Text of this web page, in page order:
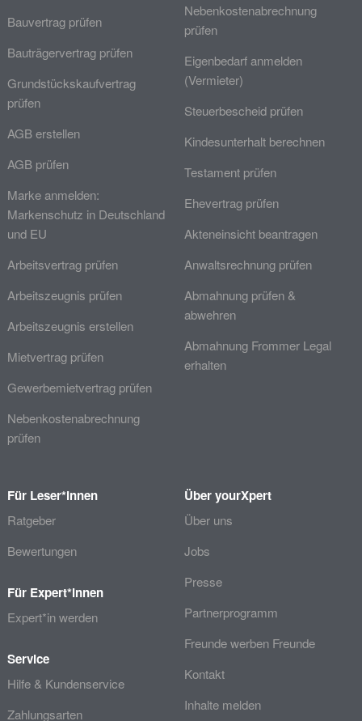
Bauvertrag prüfen
Bauträgervertrag prüfen
Grundstückskaufvertrag
prüfen
AGB erstellen
AGB prüfen
Marke anmelden:
Markenschutz in Deutschland
und EU
Arbeitsvertrag prüfen
Arbeitszeugnis prüfen
Arbeitszeugnis erstellen
Mietvertrag prüfen
Gewerbemietvertrag prüfen
Nebenkostenabrechnung
prüfen
Nebenkostenabrechnung
prüfen
Eigenbedarf anmelden
(Vermieter)
Steuerbescheid prüfen
Kindesunterhalt berechnen
Testament prüfen
Ehevertrag prüfen
Akteneinsicht beantragen
Anwaltsrechnung prüfen
Abmahnung prüfen &
abwehren
Abmahnung Frommer Legal
erhalten
Für Leser*innen
Ratgeber
Bewertungen
Für Expert*innen
Expert*in werden
Service
Hilfe & Kundenservice
Zahlungsarten
Über yourXpert
Über uns
Jobs
Presse
Partnerprogramm
Freunde werben Freunde
Kontakt
Inhalte melden